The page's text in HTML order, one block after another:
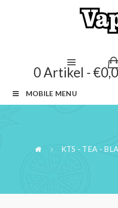
0 Artikel -
MOBILE MENU
KTS - TEA -